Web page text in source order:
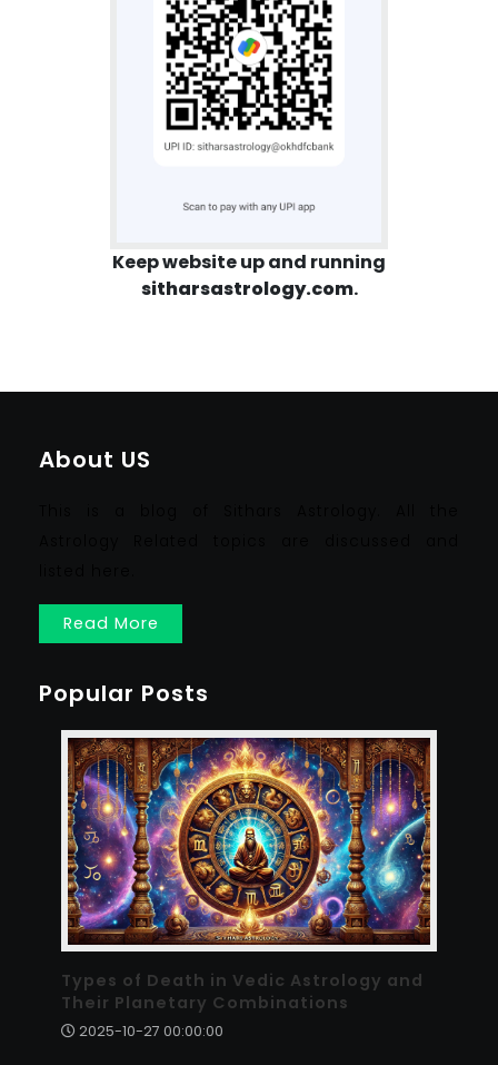
Keep website up and running
sitharsastrology.com.
About US
Read More
Popular Posts
Types of Death in Vedic Astrology and
Their Planetary Combinations
2025-10-27 00:00:00